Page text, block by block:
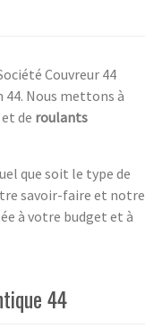
Couvreur 44
Nous mettons à
de roulants
que soit le type de
savoir-faire et notre
à votre budget et à
44